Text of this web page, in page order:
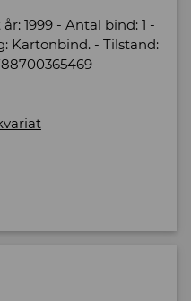
1999 - Antal bind: 1 -
Kartonbind. - Tilstand: